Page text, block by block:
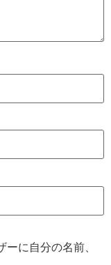
に自分の名前、